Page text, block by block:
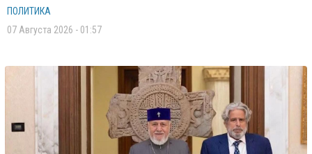
ПОЛИТИКА
07 Августа 2026 - 01:57